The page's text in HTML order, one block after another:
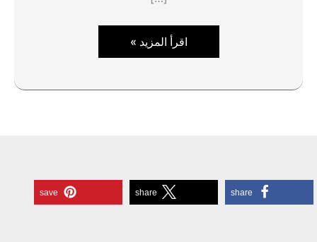
توصيل
مشاوير
اقرأ المزيد »
share
share
save